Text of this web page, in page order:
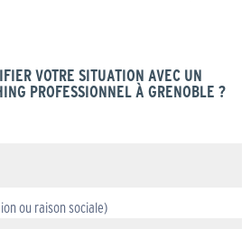
VOTRE SITUATION AVEC UN
PROFESSIONNEL À GRENOBLE ?
ou raison sociale)